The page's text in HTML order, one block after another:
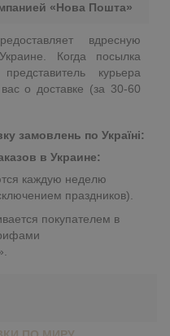
«Нова Пошта»
вдресную
Когда посылка
курьера
о доставке (за 30-60
замовлень по Україні:
в Украине:
каждую неделю
праздников).
покупателем в